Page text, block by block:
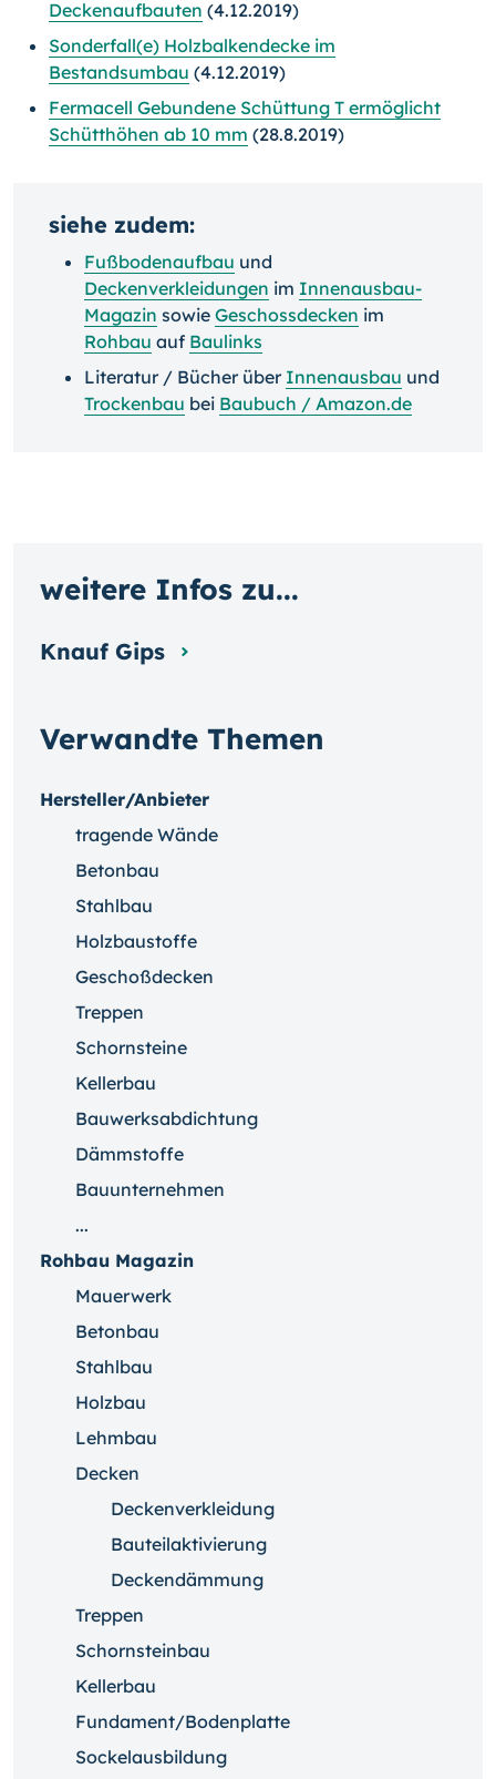
Deckenaufbauten (4.12.2019)
Sonderfall(e) Holzbalkendecke im
Bestandsumbau (4.12.2019)
Fermacell Gebundene Schüttung T ermöglicht
Schütthöhen ab 10 mm (28.8.2019)
siehe zudem:
Fußbodenaufbau und
Deckenverkleidungen im Innenausbau-
Magazin sowie Geschossdecken im
Rohbau auf Baulinks
Literatur / Bücher über Innenausbau und
Trockenbau bei Baubuch / Amazon.de
Verwandte Themen
Hersteller/Anbieter
tragende Wände
Betonbau
Stahlbau
Holzbaustoffe
Geschoßdecken
Treppen
Schornsteine
Kellerbau
Bauwerksabdichtung
Dämmstoffe
Bauunternehmen
...
Rohbau Magazin
Mauerwerk
Betonbau
Stahlbau
Holzbau
Lehmbau
Decken
Deckenverkleidung
Bauteilaktivierung
Deckendämmung
Treppen
Schornsteinbau
Kellerbau
Fundament/Bodenplatte
Sockelausbildung
weitere Infos zu...
Knauf Gips